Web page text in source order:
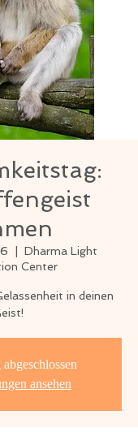
Dharma Light
Center
in deinen
ansehen